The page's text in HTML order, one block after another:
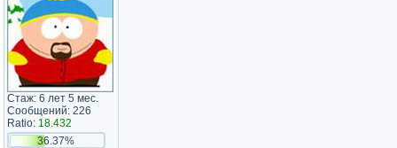
Стаж: 6 лет 5 мес.
Сообщений: 226
Ratio: 18.432
36.37%